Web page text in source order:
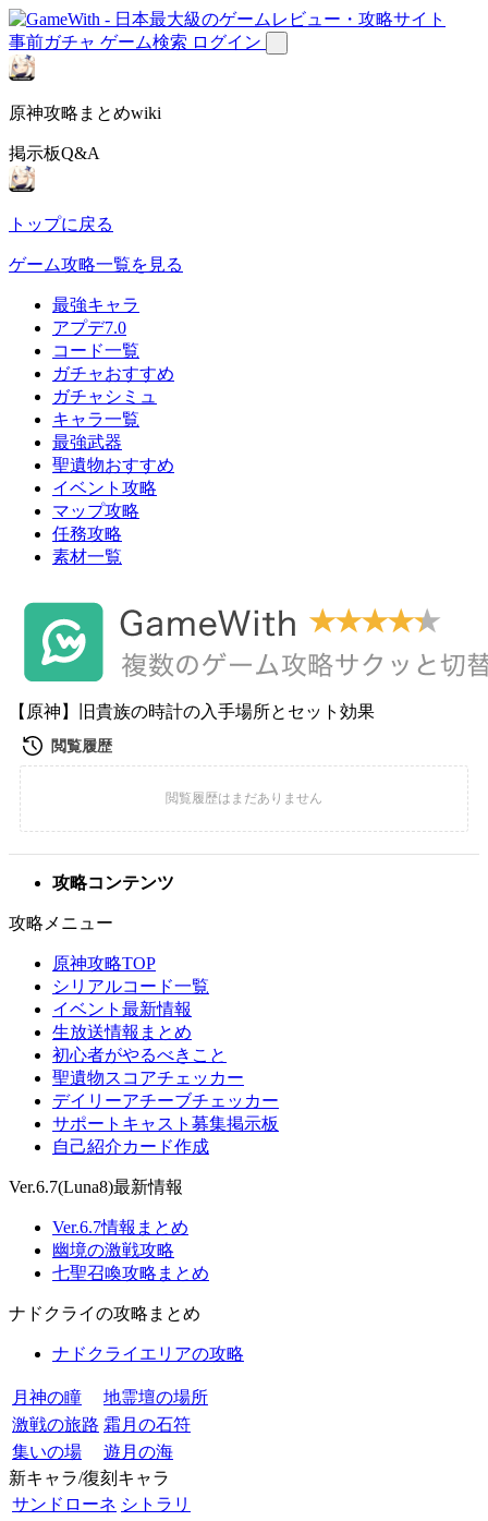
事前ガチャ ゲーム検索 ログイン
原神攻略まとめwiki
掲示板Q&A
トップに戻る
ゲーム攻略一覧を見る
最強キャラ
アプデ7.0
コード一覧
ガチャおすすめ
ガチャシミュ
キャラ一覧
最強武器
聖遺物おすすめ
イベント攻略
マップ攻略
任務攻略
素材一覧
【原神】旧貴族の時計の入手場所とセット効果
攻略コンテンツ
攻略メニュー
原神攻略TOP
シリアルコード一覧
イベント最新情報
生放送情報まとめ
初心者がやるべきこと
聖遺物スコアチェッカー
デイリーアチーブチェッカー
サポートキャスト募集掲示板
自己紹介カード作成
Ver.6.7(Luna8)最新情報
Ver.6.7情報まとめ
幽境の激戦攻略
七聖召喚攻略まとめ
ナドクライの攻略まとめ
ナドクライエリアの攻略
月神の瞳
地霊壇の場所
激戦の旅路 霜月の石符
集いの場
遊月の海
新キャラ/復刻キャラ
サンドローネ シトラリ